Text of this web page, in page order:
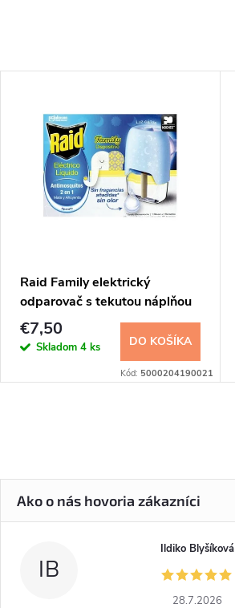
Raid Family elektrický
odparovač s tekutou náplňou
27ml 45 nocí
€7,50
Skladom 4 ks DO KOŠÍKA
Kód: 5000204190021
IB
Ildiko Blyšíková
28.7.2026